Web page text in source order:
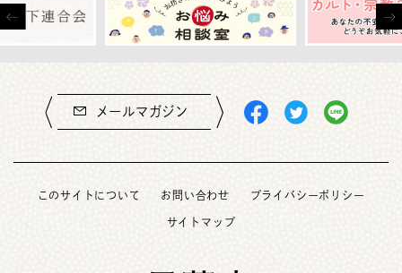
メールマガジン
このサイトについて お問い合わせ プライバシーポリシー
サイトマップ